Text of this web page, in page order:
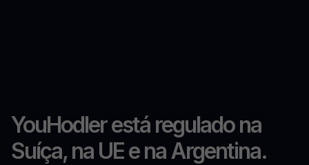
YouHodler está regulado na
Suíça, na UE e na Argentina.